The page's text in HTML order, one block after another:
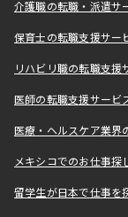
介護職の転職・派遣サ
保育士の転職支援サー
リハビリ職の転職支援
医師の転職支援サービ
医療・ヘルスケア業界
メキシコでのお仕事
留学生が日本で仕事を